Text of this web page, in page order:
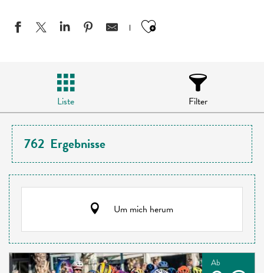
Ajouter aux
Liste Filter
762 Ergebnisse
Um mich herum
Ab